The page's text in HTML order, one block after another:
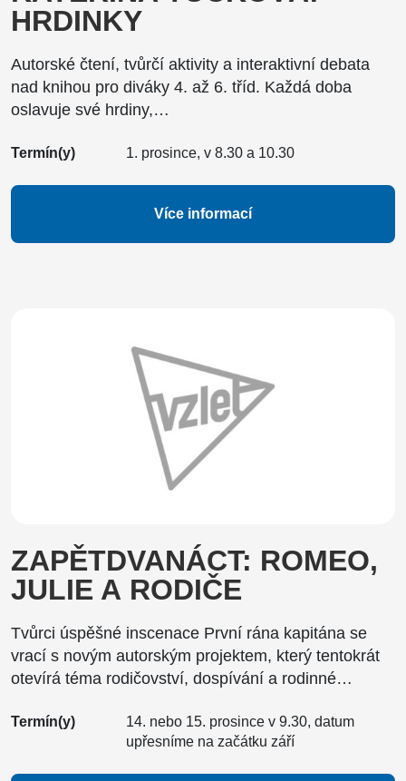
HRDINKY
Autorské čtení, tvůrčí aktivity a interaktivní debata
nad knihou pro diváky 4. až 6. tříd. Každá doba
oslavuje své hrdiny,…
Termín(y) 1. prosince, v 8.30 a 10.30
Více informací
ZAPĚTDVANÁCT: ROMEO,
JULIE A RODIČE
Tvůrci úspěšné inscenace První rána kapitána se
vrací s novým autorským projektem, který tentokrát
otevírá téma rodičovství, dospívání a rodinné…
Termín(y)
14. nebo 15. prosince v 9.30, datum
upřesníme na začátku září